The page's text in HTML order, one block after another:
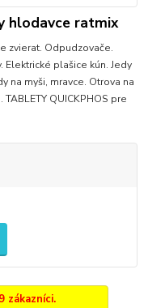
hlodavce ratmix
zvierat. Odpudzovače.
Elektrické plašice kún. Jedy
na myši, mravce. Otrova na
QUICKPHOS pre
zákazníci.